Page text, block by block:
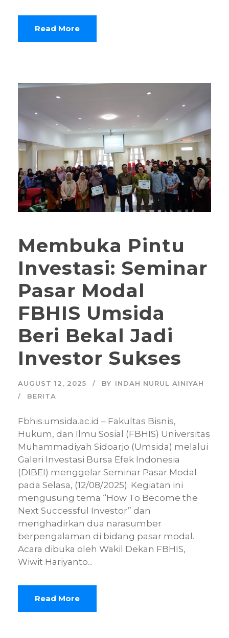
Read More
Membuka Pintu
Investasi: Seminar
Pasar Modal
FBHIS Umsida
Beri Bekal Jadi
Investor Sukses
AUGUST 12, 2025 BY INDAH NURUL AINIYAH
BERITA
Fbhis.umsida.ac.id – Fakultas Bisnis,
Hukum, dan Ilmu Sosial (FBHIS) Universitas
Muhammadiyah Sidoarjo (Umsida) melalui
Galeri Investasi Bursa Efek Indonesia
(DIBEI) menggelar Seminar Pasar Modal
pada Selasa, (12/08/2025). Kegiatan ini
mengusung tema “How To Become the
Next Successful Investor” dan
menghadirkan dua narasumber
berpengalaman di bidang pasar modal.
Acara dibuka oleh Wakil Dekan FBHIS,
Wiwit Hariyanto...
Read More